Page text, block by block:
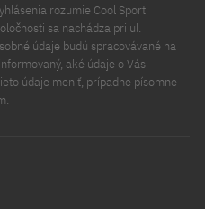
rozumie Cool Sport
sa nachádza pri ul.
údaje budú spracovávané na
aké údaje o Vás
údaje meniť, prípadne písomne